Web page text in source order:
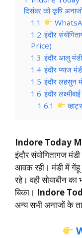
दिसंबर को कृषि
1.1
1.2 इंदौर
Price)
1.3 इंदौर आलु
1.4 इंदौर प्याज
1.5 इंदौर लहसुन
1.6 इंदौर
1.6.1
Indore Today
इंदौर संयोगितागज
आवक रही। मंडी में
रहे। वही सोयाबीन
बिका। Indore
अन्य सभी अनाजों के